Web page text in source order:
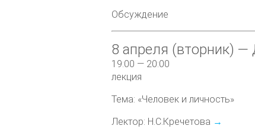
Обсуждение
8 апреля (вторник) —
19:00 — 20:00
лекция
Тема: «Человек и личность»
Лектор: Н.С.Кречетова →